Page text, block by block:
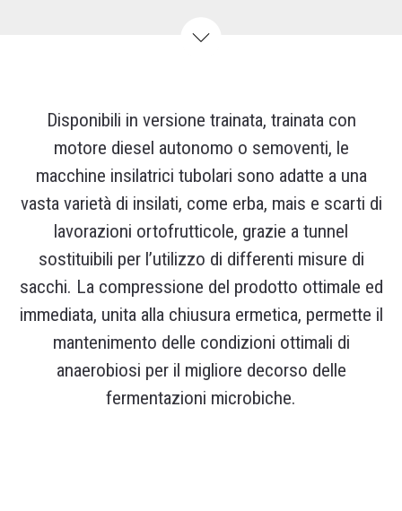
Disponibili in versione trainata, trainata con
motore diesel autonomo o semoventi, le
macchine insilatrici tubolari sono adatte a una
vasta varietà di insilati, come erba, mais e scarti di
lavorazioni ortofrutticole, grazie a tunnel
sostituibili per l’utilizzo di differenti misure di
sacchi. La compressione del prodotto ottimale ed
immediata, unita alla chiusura ermetica, permette il
mantenimento delle condizioni ottimali di
anaerobiosi per il migliore decorso delle
fermentazioni microbiche.